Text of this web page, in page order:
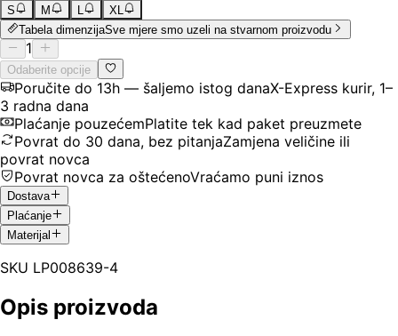
S M L
XL
Tabela dimenzijaSve mjere smo uzeli na stvarnom proizvodu
1
Odaberite opcije
Poručite do 13h — šaljemo istog danaX-Express kurir, 1–
3 radna dana
Plaćanje pouzećemPlatite tek kad paket preuzmete
Povrat do 30 dana, bez pitanjaZamjena veličine ili
povrat novca
Povrat novca za oštećenoVraćamo puni iznos
Dostava
Plaćanje
Materijal
SKU LP008639-4
Opis proizvoda